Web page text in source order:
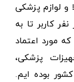
و لوازم پزشکی
اعتماد بیش از ۱۲۰ هزار نفر کاربر تا به
مورد اعتماد
پزشکی،
بوده ایم.